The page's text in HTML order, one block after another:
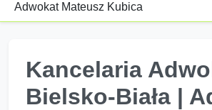
Adwokat Mateusz Kubica
Kancelaria
Bielsko-Biała |